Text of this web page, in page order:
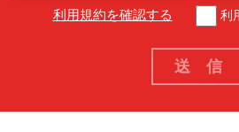
利用規約を確認する 利